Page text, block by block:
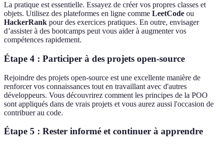
La pratique est essentielle. Essayez de créer vos propres classes et
objets. Utilisez des plateformes en ligne comme LeetCode ou
HackerRank pour des exercices pratiques. En outre, envisager
d’assister à des bootcamps peut vous aider à augmenter vos
compétences rapidement.
Étape 4 : Participer à des projets open-source
Rejoindre des projets open-source est une excellente manière de
renforcer vos connaissances tout en travaillant avec d'autres
développeurs. Vous découvrirez comment les principes de la POO
sont appliqués dans de vrais projets et vous aurez aussi l'occasion de
contribuer au code.
Étape 5 : Rester informé et continuer à apprendre